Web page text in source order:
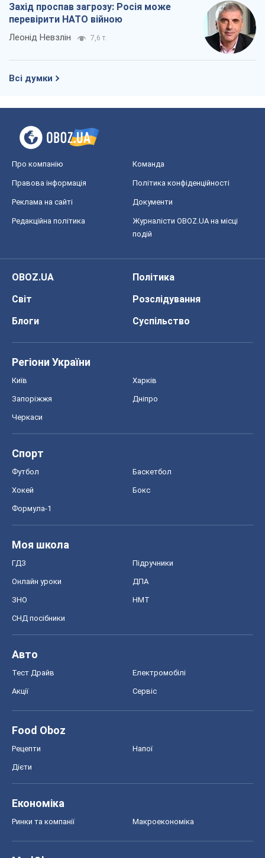
Захід проспав загрозу: Росія може
перевірити НАТО війною
Леонід Невзлін 7,6 т.
Всі думки
Про компанію Команда
Правова інформація Політика конфіденційності
Реклама на сайті Документи
Редакційна політика
Журналісти OBOZ.UA на місці
подій
OBOZ.UA
Політика
Світ
Розслідування
Блоги
Суспільство
Регіони України
Київ Харків
Запоріжжя Дніпро
Черкаси
Спорт
Футбол Баскетбол
Хокей Бокс
Формула-1
Моя школа
ГДЗ Підручники
Онлайн уроки ДПА
ЗНО НМТ
СНД посібники
Авто
Тест Драйв Електромобілі
Акції Сервіс
Food Oboz
Рецепти Напої
Дієти
Економіка
Ринки та компанії Макроекономіка